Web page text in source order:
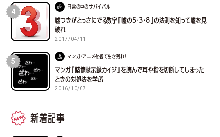
4
日常の中のサバイバル
嘘つきがとっさにでる数字『嘘の5・3・8』の法則を知って嘘を見
破れ
2017/04/11
5
マンガ・アニメを観て生き残れ！
マンガ『賭博黙示録カイジ』を読んで耳や指を切断してしまった
ときの対処法を学ぶ
2016/10/07
新着記事